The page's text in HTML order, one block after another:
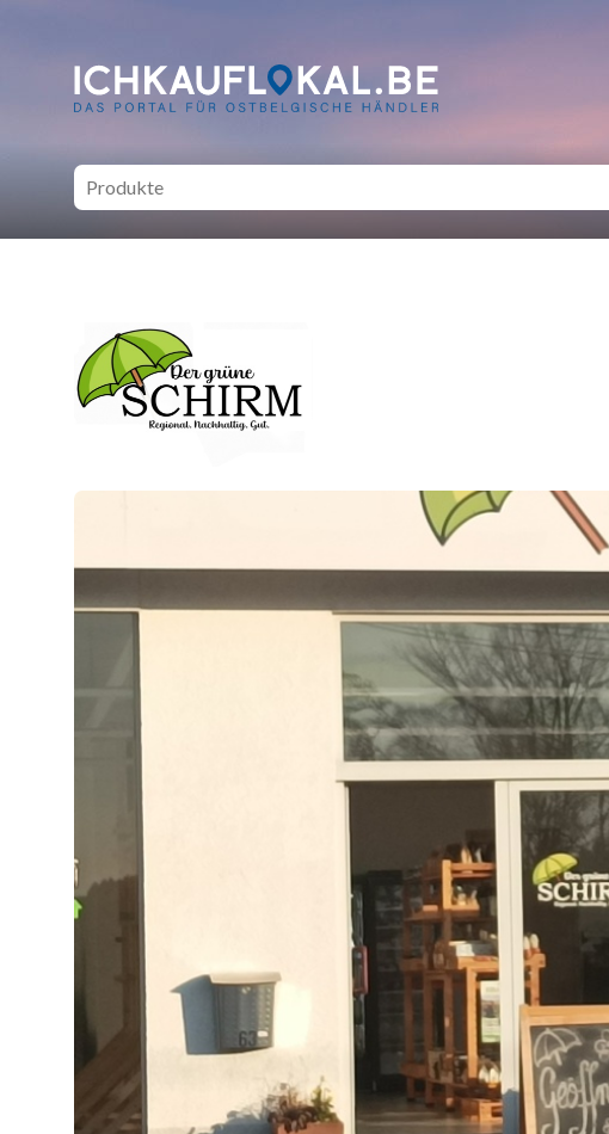
ich kauf lokal - Bei lokalen